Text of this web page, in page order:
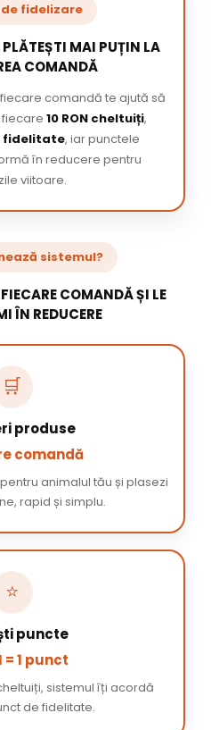
fidelizare
MAI PUȚIN LA
COMANDĂ
comandă te ajută să
fiecare 10 RON cheltuiți,
fidelitate, iar punctele
în reducere pentru
viitoare.
sistemul?
COMANDĂ ȘI LE
ÎN REDUCERE
🛒
produse
comandă
animalul tău și plasezi
rapid și simplu.
⭐
puncte
= 1 punct
sistemul îți acordă
de fidelitate.